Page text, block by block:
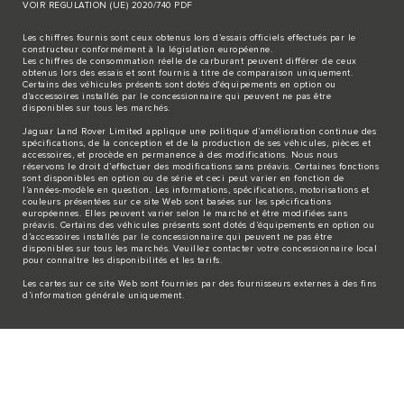
VOIR REGULATION (UE) 2020/740 PDF
Les chiffres fournis sont ceux obtenus lors d’essais officiels effectués par le
constructeur conformément à la législation européenne.
Les chiffres de consommation réelle de carburant peuvent différer de ceux
obtenus lors des essais et sont fournis à titre de comparaison uniquement.
Certains des véhicules présents sont dotés d'équipements en option ou
d'accessoires installés par le concessionnaire qui peuvent ne pas être
disponibles sur tous les marchés.
Jaguar Land Rover Limited applique une politique d’amélioration continue des
spécifications, de la conception et de la production de ses véhicules, pièces et
accessoires, et procède en permanence à des modifications. Nous nous
réservons le droit d’effectuer des modifications sans préavis. Certaines fonctions
sont disponibles en option ou de série et ceci peut varier en fonction de
l’années-modèle en question. Les informations, spécifications, motorisations et
couleurs présentées sur ce site Web sont basées sur les spécifications
européennes. Elles peuvent varier selon le marché et être modifiées sans
préavis. Certains des véhicules présents sont dotés d’équipements en option ou
d’accessoires installés par le concessionnaire qui peuvent ne pas être
disponibles sur tous les marchés. Veuillez contacter votre concessionnaire local
pour connaître les disponibilités et les tarifs.
Les cartes sur ce site Web sont fournies par des fournisseurs externes à des fins
d’information générale uniquement.